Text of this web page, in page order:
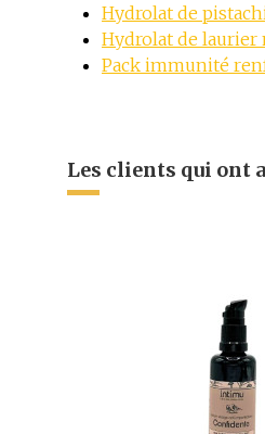
Hydrolat de
Hydrolat de laurier
Pack immunité
Plantes
100% d’ingrédients
Juniperus communis
Hydrolat / eau florale
Les clients qui ont